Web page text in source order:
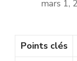
mars 1,
Points clés